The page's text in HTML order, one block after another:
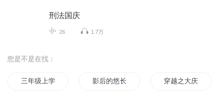
刑法国庆
26 1.7万
您是不是在找：
三年级上学期作文 影后的悠长假期 穿越之大庆帝国